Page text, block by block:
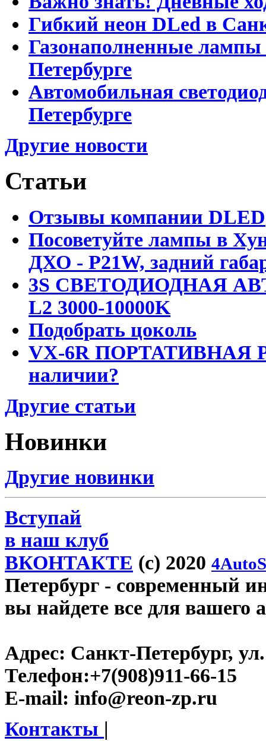
Гибкий неон DLed в
Газонаполненные
Петербурге
Автомобильная
Петербурге
Другие новости
Статьи
Отзывы компании DLED
Посоветуйте лампы в
ДХО - P21W, задний
3S СВЕТОДИОДНАЯ
L2 3000-10000K
Подобрать цоколь
VX-6R ПОРТАТИВНАЯ
наличии?
Другие статьи
Новинки
Другие новинки
Вступай
в наш клуб
ВКОНТАКТЕ (c) 2020
Петербург - современный
вы найдете все для вашего
Адрес: Санкт-Петербург,
Телефон:+7(908)911-66-15
E-mail: info@reon-zp.ru
Контакты